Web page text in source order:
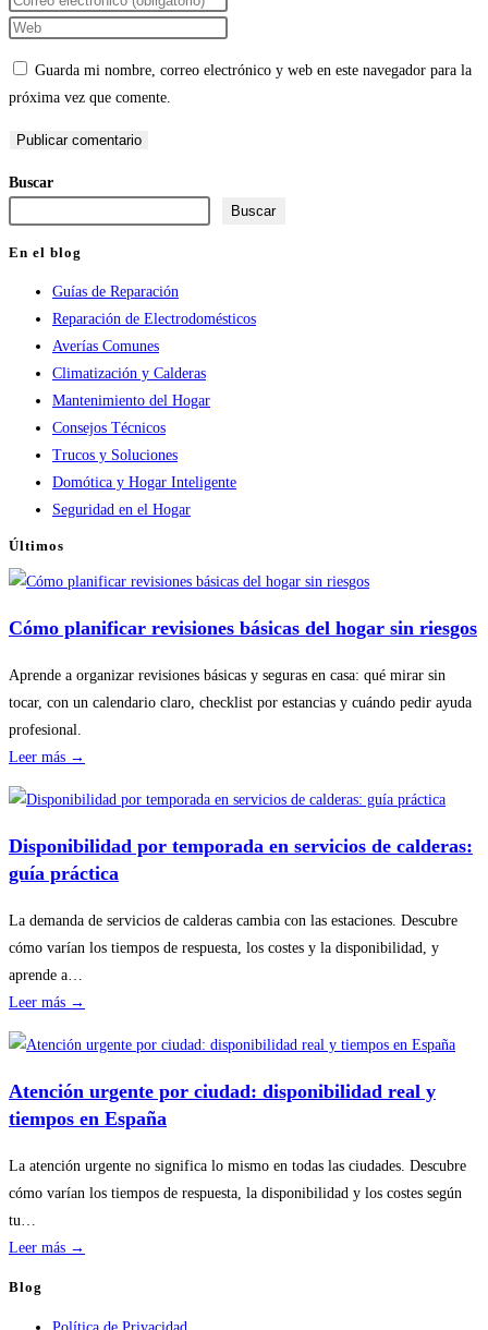
nombre
de
usuario
comentar
tu
correo
electrónico
comentar
Introduce
de
tu
(opcional)
Guarda mi nombre, correo electrónico y web en este navegador para la
próxima vez que comente.
Buscar
Buscar
En el blog
Guías de Reparación
Reparación de Electrodomésticos
Averías Comunes
Climatización y Calderas
Mantenimiento del Hogar
Consejos Técnicos
Trucos y Soluciones
Domótica y Hogar Inteligente
Seguridad en el Hogar
Últimos
Cómo planificar revisiones básicas del hogar sin riesgos
Aprende a organizar revisiones básicas y seguras en casa: qué mirar sin
tocar, con un calendario claro, checklist por estancias y cuándo pedir ayuda
profesional.
Leer más →
planificar
revisiones
básicas
hogar
sin
Disponibilidad por temporada en servicios de calderas:
guía práctica
La demanda de servicios de calderas cambia con las estaciones. Descubre
cómo varían los tiempos de respuesta, los costes y la disponibilidad, y
aprende a…
Leer más →
por
temporada
de
calderas:
Atención urgente por ciudad: disponibilidad real y
tiempos en España
La atención urgente no significa lo mismo en todas las ciudades. Descubre
cómo varían los tiempos de respuesta, la disponibilidad y los costes según
tu…
Leer más →
Blog